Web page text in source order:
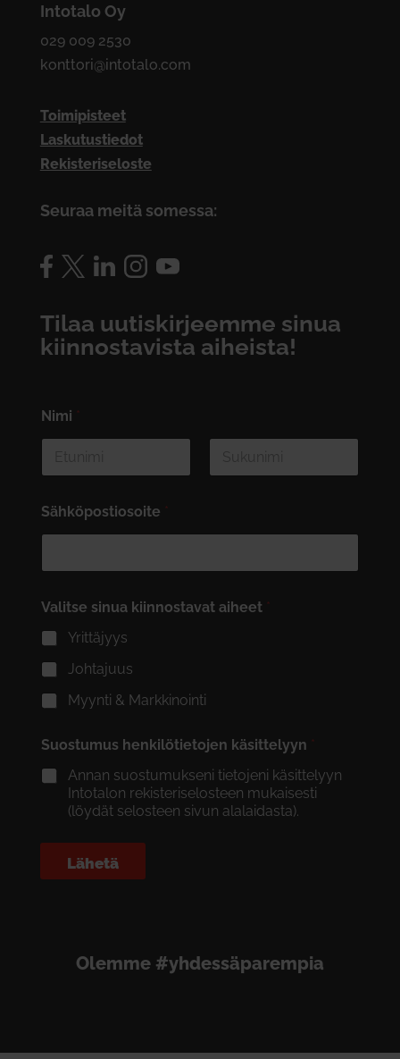
Intotalo Oy
029 009 2530
konttori@intotalo.com
Toimipisteet
Laskutustiedot
Rekisteriseloste
Seuraa meitä somessa:
Tilaa uutiskirjeemme sinua
kiinnostavista aiheista!
Nimi *
Sähköpostiosoite *
Valitse sinua kiinnostavat aiheet *
Yrittäjyys
Johtajuus
Myynti & Markkinointi
Suostumus henkilötietojen käsittelyyn *
Annan suostumukseni tietojeni käsittelyyn
Intotalon rekisteriselosteen mukaisesti
(löydät selosteen sivun alalaidasta).
Lähetä
Olemme #yhdessäparempia